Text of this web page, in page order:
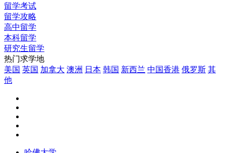
留学考试
留学攻略
高中留学
本科留学
研究生留学
热门求学地
美国 英国 加拿大 澳洲 日本 韩国 新西兰 中国香港 俄罗斯 其
他